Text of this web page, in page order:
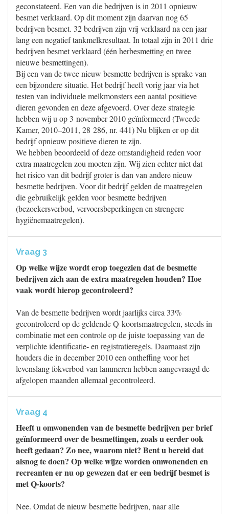
geconstateerd. Een van die bedrijven is in 2011 opnieuw
besmet verklaard. Op dit moment zijn daarvan nog 65
bedrijven besmet. 32 bedrijven zijn vrij verklaard na een jaar
lang een negatief tankmelkresultaat. In totaal zijn in 2011 drie
bedrijven besmet verklaard (één herbesmetting en twee
nieuwe besmettingen).
Bij een van de twee nieuw besmette bedrijven is sprake van
een bijzondere situatie. Het bedrijf heeft vorig jaar via het
testen van individuele melkmonsters een aantal positieve
dieren gevonden en deze afgevoerd. Over deze strategie
hebben wij u op 3 november 2010 geïnformeerd (Tweede
Kamer, 2010–2011, 28 286, nr. 441) Nu blijken er op dit
bedrijf opnieuw positieve dieren te zijn.
We hebben beoordeeld of deze omstandigheid reden voor
extra maatregelen zou moeten zijn. Wij zien echter niet dat
het risico van dit bedrijf groter is dan van andere nieuw
besmette bedrijven. Voor dit bedrijf gelden de maatregelen
die gebruikelijk gelden voor besmette bedrijven
(bezoekersverbod, vervoersbeperkingen en strengere
hygiënemaatregelen).
Vraag 3
Op welke wijze wordt erop toegezien dat de besmette
bedrijven zich aan de extra maatregelen houden? Hoe
vaak wordt hierop gecontroleerd?
Van de besmette bedrijven wordt jaarlijks circa 33%
gecontroleerd op de geldende Q-koortsmaatregelen, steeds in
combinatie met een controle op de juiste toepassing van de
verplichte identificatie- en registratieregels. Daarnaast zijn
houders die in december 2010 een ontheffing voor het
levenslang fokverbod van lammeren hebben aangevraagd de
afgelopen maanden allemaal gecontroleerd.
Vraag 4
Heeft u omwonenden van de besmette bedrijven per brief
geïnformeerd over de besmettingen, zoals u eerder ook
heeft gedaan? Zo nee, waarom niet? Bent u bereid dat
alsnog te doen? Op welke wijze worden omwonenden en
recreanten er nu op gewezen dat er een bedrijf besmet is
met Q-koorts?
Nee. Omdat de nieuw besmette bedrijven, naar alle